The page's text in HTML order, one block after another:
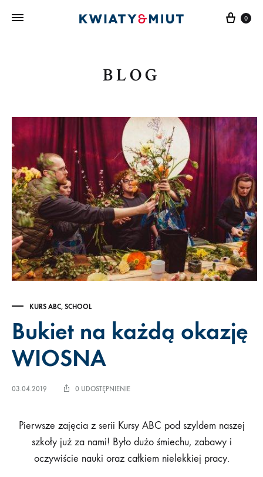
Cart
0
BLOG
KURS ABC, SCHOOL
Bukiet na każdą okazję
WIOSNA
03.04.2019 0 UDOSTĘPNIENIE
Pierwsze zajęcia z serii Kursy ABC pod szyldem naszej
szkoły już za nami! Było dużo śmiechu, zabawy i
oczywiście nauki oraz całkiem nielekkiej pracy.